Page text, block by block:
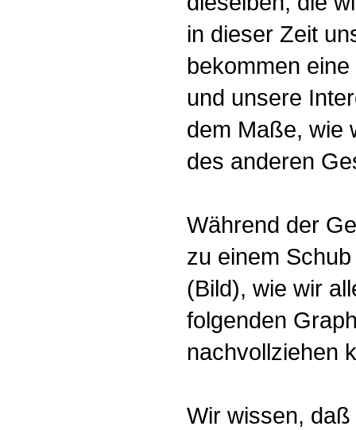
in dieser Zeit
bekommen
und unsere
dem Maße, wie
des anderen
Während der
zu einem
(Bild), wie wir
folgenden
nachvollziehen
Wir wissen,